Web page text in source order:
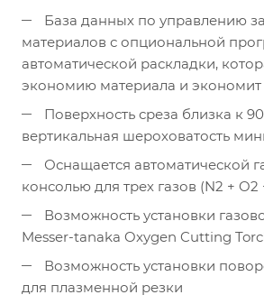
База данных по управлению
материалов с опциональной
автоматической раскладки,
экономию материала и экономит
Поверхность среза близка к
вертикальная шероховатость
Оснащается автоматической
консолью для трех газов (N2 + O2
Возможность установки
Messer-tanaka Oxygen Cutting
Возможность установки
для плазменной резки